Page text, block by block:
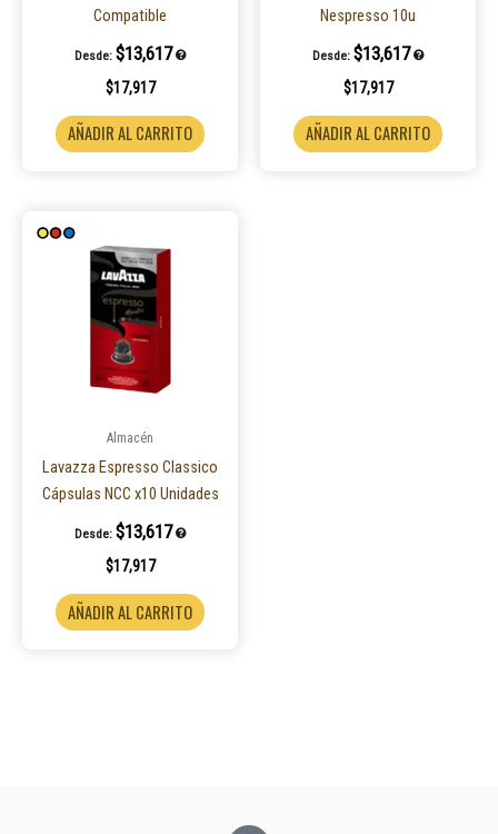
Compatible
Desde: $13,617
$17,917
AÑADIR AL CARRITO
Nespresso 10u
Desde: $13,617
$17,917
AÑADIR AL CARRITO
Almacén
Lavazza Espresso Classico
Cápsulas NCC x10 Unidades
Desde: $13,617
$17,917
AÑADIR AL CARRITO